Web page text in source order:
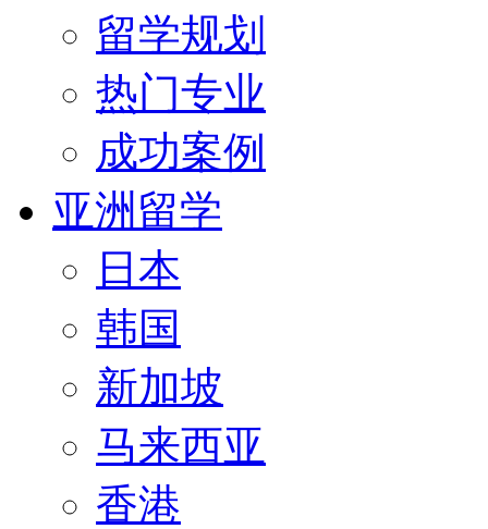
留学规划
热门专业
成功案例
亚洲留学
日本
韩国
新加坡
马来西亚
香港